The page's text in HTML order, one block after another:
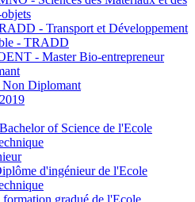
- Transport et Développement
- TRADD
- Master Bio-entrepreneur
Diplomant
of Science de l'Ecole
d'ingénieur de l'Ecole
gradué de l'Ecole